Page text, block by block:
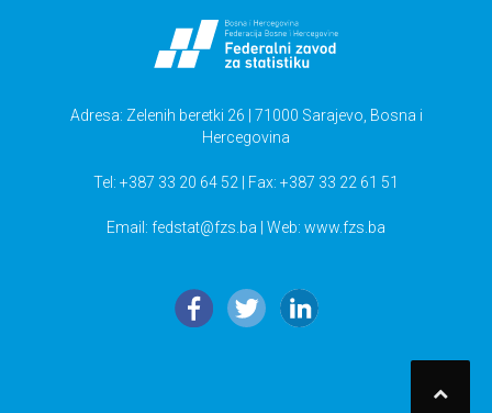
Adresa: Zelenih beretki 26 | 71000 Sarajevo, Bosna i
Hercegovina
Tel: +387 33 20 64 52 | Fax: +387 33 22 61 51
Email: fedstat@fzs.ba | Web: www.fzs.ba